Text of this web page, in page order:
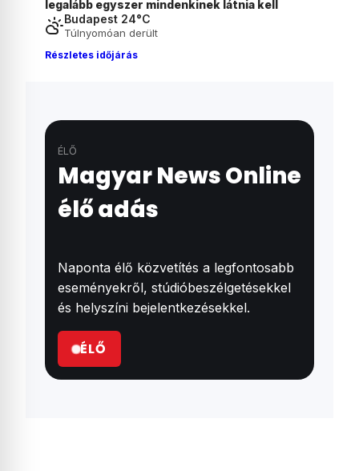
Juditék javaslatait az általános iskolák
Budapest 24°C
Túlnyomóan derült
Részletes időjárás
ÉLŐ
Magyar News Online
élő adás
Naponta élő közvetítés a legfontosabb
eseményekről, stúdióbeszélgetésekkel
és helyszíni bejelentkezésekkel.
ÉLŐ